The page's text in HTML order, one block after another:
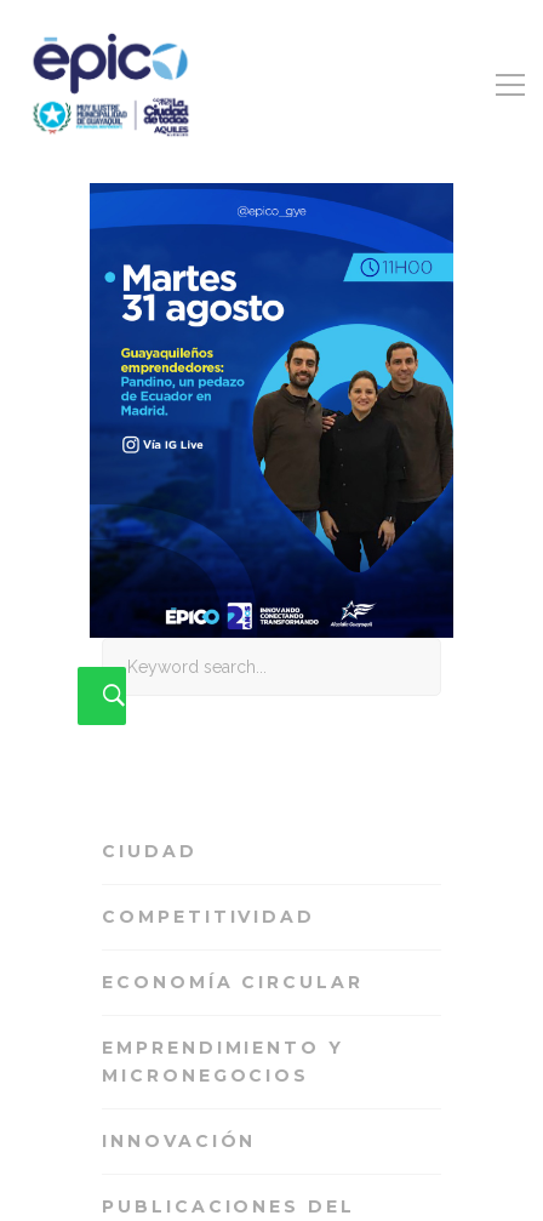
CIUDAD
COMPETITIVIDAD
ECONOMÍA CIRCULAR
EMPRENDIMIENTO Y
MICRONEGOCIOS
INNOVACIÓN
PUBLICACIONES DEL